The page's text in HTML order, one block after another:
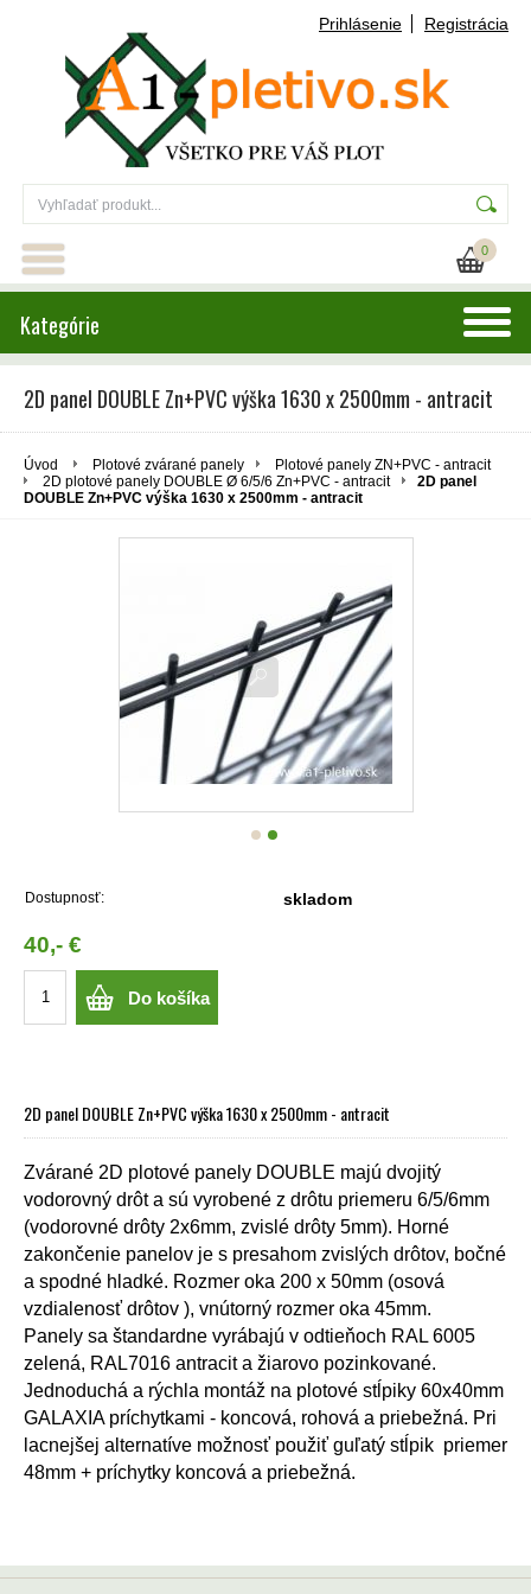
Prihlásenie Registrácia
0
Kategórie
2D panel DOUBLE Zn+PVC výška 1630 x 2500mm - antracit
Úvod Plotové zvárané panely
Plotové panely ZN+PVC - antracit
2D plotové panely DOUBLE Ø 6/5/6 Zn+PVC - antracit
2D panel
DOUBLE Zn+PVC výška 1630 x 2500mm - antracit
Dostupnosť: skladom
40,- €
Do košíka
2D panel DOUBLE Zn+PVC výška 1630 x 2500mm - antracit
Zvárané 2D plotové panely DOUBLE majú dvojitý
vodorovný drôt a sú vyrobené z drôtu priemeru 6/5/6mm
(vodorovné drôty 2x6mm, zvislé drôty 5mm). Horné
zakončenie panelov je s presahom zvislých drôtov, bočné
a spodné hladké. Rozmer oka 200 x 50mm (osová
vzdialenosť drôtov ), vnútorný rozmer oka 45mm.
Panely sa štandardne vyrábajú v odtieňoch RAL 6005
zelená, RAL7016 antracit a žiarovo pozinkované.
Jednoduchá a rýchla montáž na plotové stĺpiky 60x40mm
GALAXIA príchytkami - koncová, rohová a priebežná. Pri
lacnejšej alternatíve možnosť použiť guľatý stĺpik priemer
48mm + príchytky koncová a priebežná.